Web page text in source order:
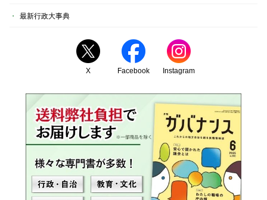
最新行政大事典
X Facebook Instagram